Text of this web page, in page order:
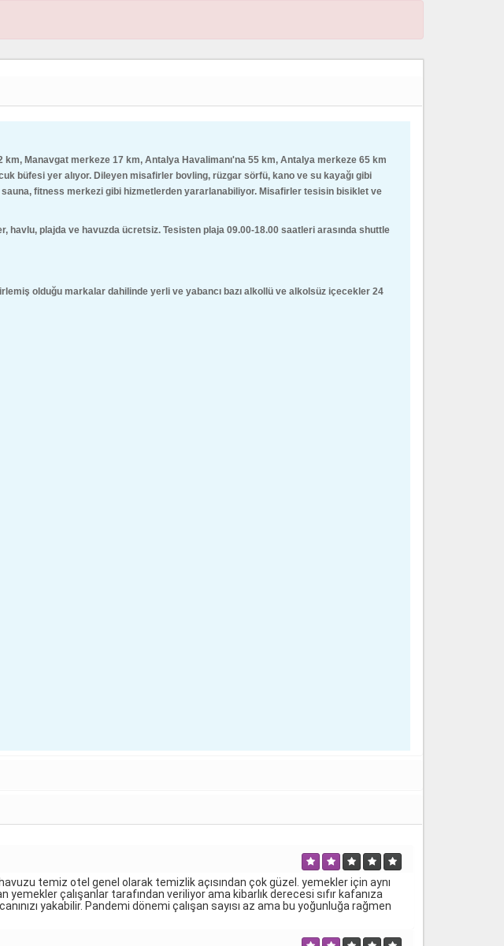
Manavgat merkeze 17 km, Antalya Havalimanı'na 55 km, Antalya merkeze 65 km
büfesi yer alıyor. Dileyen misafirler bovling, rüzgar sörfü, kano ve su kayağı gibi
fitness merkezi gibi hizmetlerden yararlanabiliyor. Misafirler tesisin bisiklet ve
plajda ve havuzda ücretsiz. Tesisten plaja 09.00-18.00 saatleri arasında shuttle
olduğu markalar dahilinde yerli ve yabancı bazı alkollü ve alkolsüz içecekler 24
temiz otel genel olarak temizlik açısından çok güzel. yemekler için aynı
çalışanlar tarafından veriliyor ama kibarlık derecesi sıfır kafanıza
yakabilir. Pandemi dönemi çalışan sayısı az ama bu yoğunluğa rağmen